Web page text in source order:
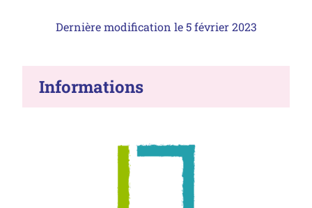
Dernière modification le5 février 2023
Informations